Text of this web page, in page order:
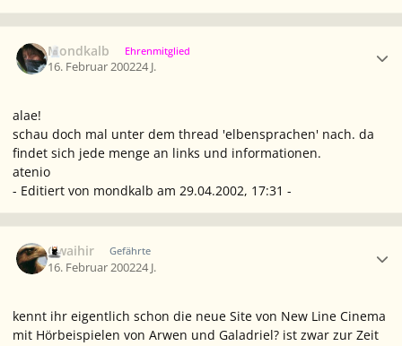
Mondkalb Ehrenmitglied
16. Februar 200224 J.
alae!
schau doch mal unter dem thread 'elbensprachen' nach. da
findet sich jede menge an links und informationen.
atenio
- Editiert von mondkalb am 29.04.2002, 17:31 -
Gwaihir Gefährte
16. Februar 200224 J.
kennt ihr eigentlich schon die neue Site von New Line Cinema
mit Hörbeispielen von Arwen und Galadriel? ist zwar zur Zeit